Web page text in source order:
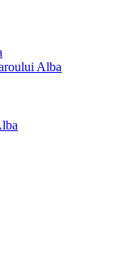
Alba